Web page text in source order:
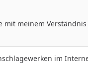
mit meinem
im